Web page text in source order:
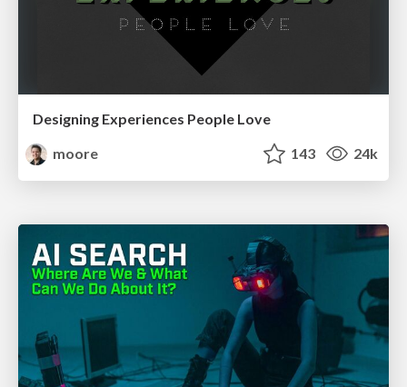
Designing Experiences People Love
moore
143 24k